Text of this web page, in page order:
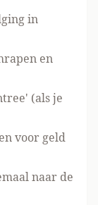
in
en
(als je
voor geld
naar de